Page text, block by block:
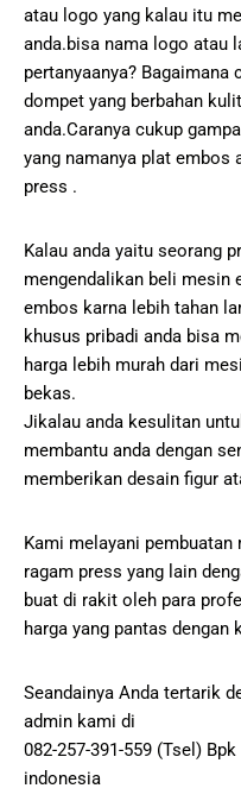
atau logo yang kalau itu
anda.bisa nama logo atau
pertanyaanya? Bagaimana
dompet yang berbahan
anda.Caranya cukup
yang namanya plat embos
press .
Kalau anda yaitu seorang
mengendalikan beli mesin
embos karna lebih tahan
khusus pribadi anda bisa
harga lebih murah dari
bekas.
Jikalau anda kesulitan
membantu anda dengan
memberikan desain figur
Kami melayani
ragam press yang lain
buat di rakit oleh para
harga yang pantas dengan
Seandainya Anda tertarik
admin kami di
082-257-391-559 (Tsel)
indonesia